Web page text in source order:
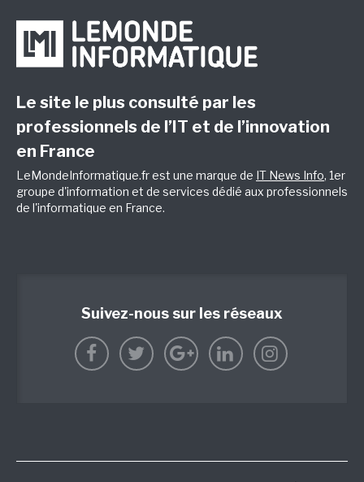
Le site le plus consulté par les
professionnels de l’IT et de l’innovation
en France
LeMondeInformatique.fr est une marque de IT News Info, 1er
groupe d'information et de services dédié aux professionnels
de l'informatique en France.
Suivez-nous sur les réseaux